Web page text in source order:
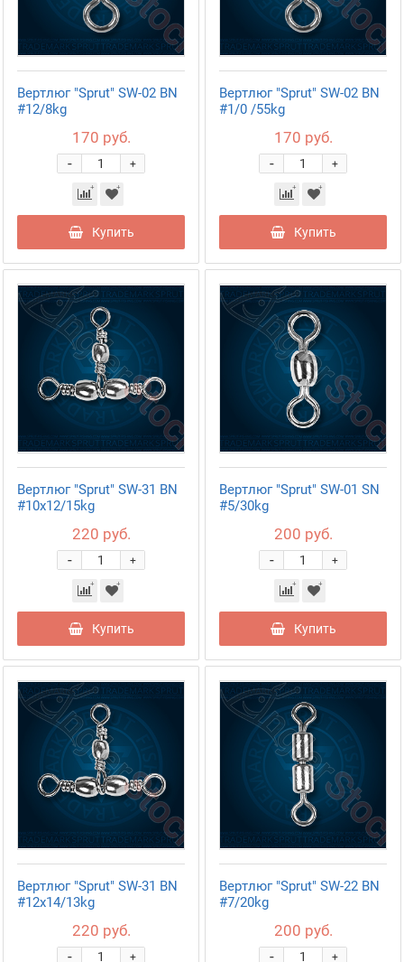
Вертлюг "Sprut" SW-02 BN
#12/8kg
170 руб.
+
-
Купить
Вертлюг "Sprut" SW-02 BN
#1/0 /55kg
170 руб.
+
-
Купить
Вертлюг "Sprut" SW-31 BN
#10x12/15kg
220 руб.
+
-
Купить
Вертлюг "Sprut" SW-01 SN
#5/30kg
200 руб.
+
-
Купить
Вертлюг "Sprut" SW-31 BN
#12x14/13kg
220 руб.
+
-
Вертлюг "Sprut" SW-22 BN
#7/20kg
200 руб.
+
-